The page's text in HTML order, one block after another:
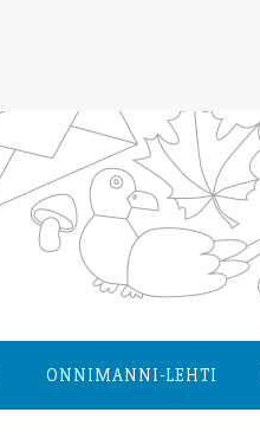
ONNIMANNI-LEHTI